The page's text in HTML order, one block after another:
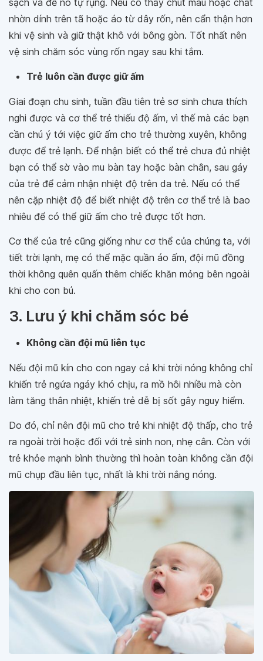
nhờn dính trên tã hoặc áo từ dây rốn, nên cẩn thận hơn
khi vệ sinh và giữ thật khô với bông gòn. Tốt nhất nên
vệ sinh chăm sóc vùng rốn ngay sau khi tắm.
Trẻ luôn cần được giữ ấm
Giai đoạn chu sinh, tuần đầu tiên trẻ sơ sinh chưa thích
nghi được và cơ thể trẻ thiếu độ ấm, vì thế mà các bạn
cần chú ý tới việc giữ ấm cho trẻ thường xuyên, không
được để trẻ lạnh. Để nhận biết có thể trẻ chưa đủ nhiệt
bạn có thể sờ vào mu bàn tay hoặc bàn chân, sau gáy
của trẻ để cảm nhận nhiệt độ trên da trẻ. Nếu có thể
nên cặp nhiệt độ để biết nhiệt độ trên cơ thể trẻ là bao
nhiêu để có thể giữ ấm cho trẻ được tốt hơn.
Cơ thể của trẻ cũng giống như cơ thể của chúng ta, với
tiết trời lạnh, mẹ có thể mặc quần áo ấm, đội mũ đồng
thời không quên quấn thêm chiếc khăn mỏng bên ngoài
khi cho con bú.
3. Lưu ý khi chăm sóc bé
Không cần đội mũ liên tục
Nếu đội mũ kín cho con ngay cả khi trời nóng không chỉ
khiến trẻ ngứa ngáy khó chịu, ra mồ hôi nhiều mà còn
làm tăng thân nhiệt, khiến trẻ dễ bị sốt gây nguy hiểm.
Do đó, chỉ nên đội mũ cho trẻ khi nhiệt độ thấp, cho trẻ
ra ngoài trời hoặc đối với trẻ sinh non, nhẹ cân. Còn với
trẻ khỏe mạnh bình thường thì hoàn toàn không cần đội
mũ chụp đầu liên tục, nhất là khi trời nắng nóng.